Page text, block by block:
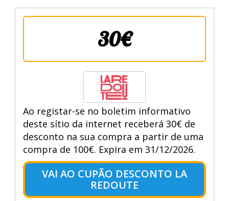
30€
Ao registar-se no boletim informativo
deste sítio da internet receberá 30€ de
desconto na sua compra a partir de uma
compra de 100€. Expira em 31/12/2026.
VAI AO CUPÃO DESCONTO LA
REDOUTE